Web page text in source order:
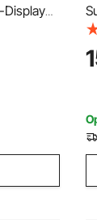
Display
+